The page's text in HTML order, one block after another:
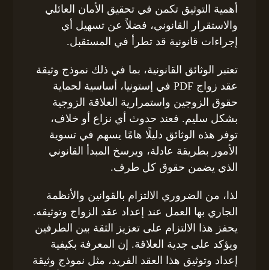
أهمية التوثيق تكمن في تحقيق الأمان العائلي
والاستقرار القانوني، فضلاً عن تسهيل أي
إجراءات قانونية قد تطرأ في المستقبل.
تعتبر الوثائق القانونية، بما في ذلك نموذج وثيقة
عقد زواج PDF في إستونيا، أساسية لحماية
حقوق الزوجين واستمرارية العلاقة الزوجية
بشكل سليم. فعند حدوث أي نزاع أو خلاف،
توفر هذه الوثائق دليلًا هامًا يسهم في تسوية
الأمور بطريقة عادلة، ويرسخ المبدأ القانوني
الذي يضمن حقوق كل طرف.
لذا، من الضروري الالتزام بالقوانين والأنظمة
الجاري بها العمل عند إعداد عقد الزواج وتوثيقه.
يحفز هذا الالتزام على تعزيز الثقة بين الطرفين
ويؤكد على جدية العلاقة. إن المعرفة بكيفية
إعداد وتوثيق هذا العقد الفريد، مثل نموذج وثيقة